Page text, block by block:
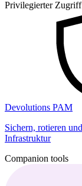
Privilegierter Zugriff
Devolutions PAM
Sichern, rotieren
Infrastruktur
Companion tools